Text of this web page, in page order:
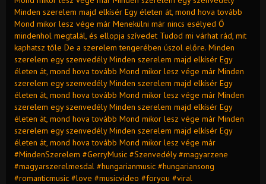
Minden szerelem majd elkísér Egy életen át, mond hova tovább
Mond mikor lesz vége már Menekülni már nincs esélyed Ő
mindenhol megtalál, és ellopja szívedet Tudod mi várhat rád, mit
kaphatsz tőle De a szerelem tengerében úszol előre. Minden
szerelem egy szenvedély Minden szerelem majd elkísér Egy
életen át, mond hova tovább Mond mikor lesz vége már Minden
szerelem egy szenvedély Minden szerelem majd elkísér Egy
életen át, mond hova tovább Mond mikor lesz vége már Minden
szerelem egy szenvedély Minden szerelem majd elkísér Egy
életen át, mond hova tovább Mond mikor lesz vége már Minden
szerelem egy szenvedély Minden szerelem majd elkísér Egy
életen át, mond hova tovább Mond mikor lesz vége már
#MindenSzerelem #GerryMusic #Szenvedély #magyarzene
#magyarszerelmesdal #hungarianmusic #hungariansong
#romanticmusic #love #musicvideo #foryou #viral